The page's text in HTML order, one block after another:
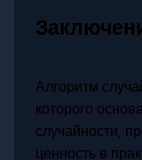
Алгоритм
которого
случайности,
ценность в